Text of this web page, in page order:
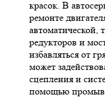
красок. В
ремонте
автоматической,
редукторов и
избавляться от
может
сцепления и
помощью